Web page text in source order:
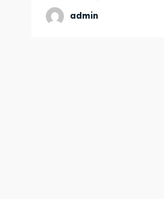
admin